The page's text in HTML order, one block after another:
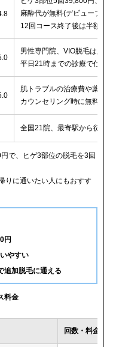
麻酔代が無料(デビュープラ
12回コース終了後は半額で
男性専門院、VIO脱毛は必
平日21時までの診療で仕事
肌トラブルの治療費や薬代
カウンセリング時に無料で
全国21院、最寄駅から徒歩
で、ヒゲ3部位の脱毛を3回
りに通いたい人にもおすす
円
やすい
追加脱毛に通える
料金
回数・料金